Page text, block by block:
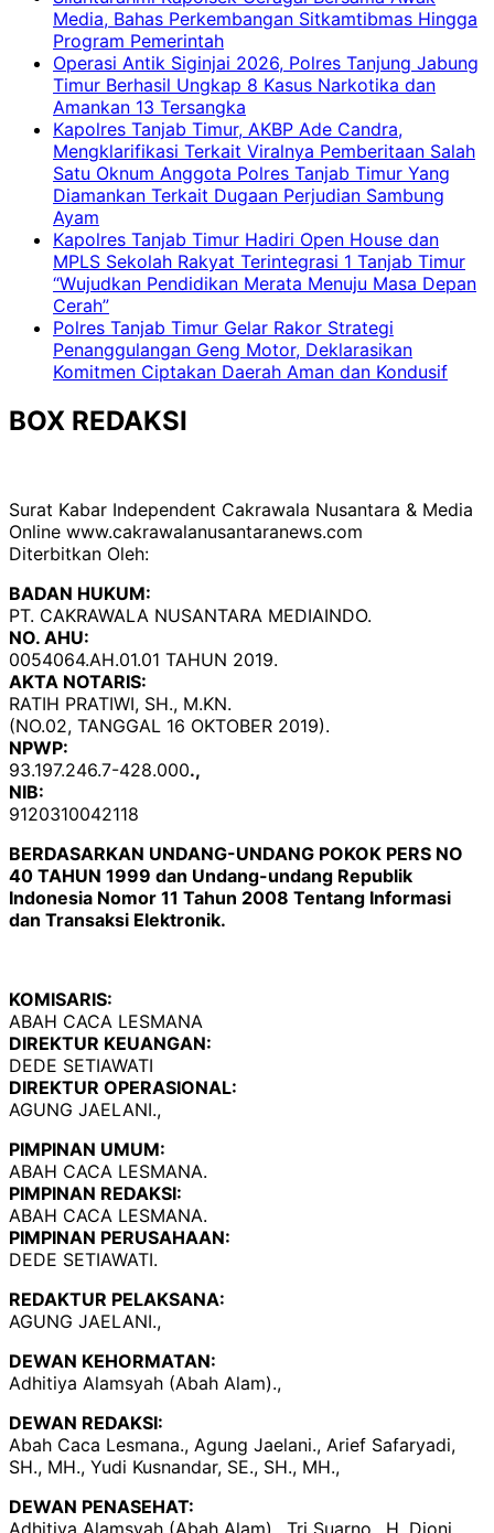
Media, Bahas Perkembangan Sitkamtibmas Hingga
Program Pemerintah
Operasi Antik Siginjai 2026, Polres Tanjung Jabung
Timur Berhasil Ungkap 8 Kasus Narkotika dan
Amankan 13 Tersangka
Kapolres Tanjab Timur, AKBP Ade Candra,
Mengklarifikasi Terkait Viralnya Pemberitaan Salah
Satu Oknum Anggota Polres Tanjab Timur Yang
Diamankan Terkait Dugaan Perjudian Sambung
Ayam
Kapolres Tanjab Timur Hadiri Open House dan
MPLS Sekolah Rakyat Terintegrasi 1 Tanjab Timur
“Wujudkan Pendidikan Merata Menuju Masa Depan
Cerah”
Polres Tanjab Timur Gelar Rakor Strategi
Penanggulangan Geng Motor, Deklarasikan
Komitmen Ciptakan Daerah Aman dan Kondusif
BOX REDAKSI
Surat Kabar Independent Cakrawala Nusantara & Media
Online www.cakrawalanusantaranews.com
Diterbitkan Oleh:
BADAN HUKUM:
PT. CAKRAWALA NUSANTARA MEDIAINDO.
NO. AHU:
0054064.AH.01.01 TAHUN 2019.
AKTA NOTARIS:
RATIH PRATIWI, SH., M.KN.
(NO.02, TANGGAL 16 OKTOBER 2019).
NPWP:
93.197.246.7-428.000.,
NIB:
9120310042118
BERDASARKAN UNDANG-UNDANG POKOK PERS NO
40 TAHUN 1999 dan Undang-undang Republik
Indonesia Nomor 11 Tahun 2008 Tentang Informasi
dan Transaksi Elektronik.
KOMISARIS:
ABAH CACA LESMANA
DIREKTUR KEUANGAN:
DEDE SETIAWATI
DIREKTUR OPERASIONAL:
AGUNG JAELANI.,
PIMPINAN UMUM:
ABAH CACA LESMANA.
PIMPINAN REDAKSI:
ABAH CACA LESMANA.
PIMPINAN PERUSAHAAN:
DEDE SETIAWATI.
REDAKTUR PELAKSANA:
AGUNG JAELANI.,
DEWAN KEHORMATAN:
Adhitiya Alamsyah (Abah Alam).,
DEWAN REDAKSI:
Abah Caca Lesmana., Agung Jaelani., Arief Safaryadi,
SH., MH., Yudi Kusnandar, SE., SH., MH.,
DEWAN PENASEHAT: